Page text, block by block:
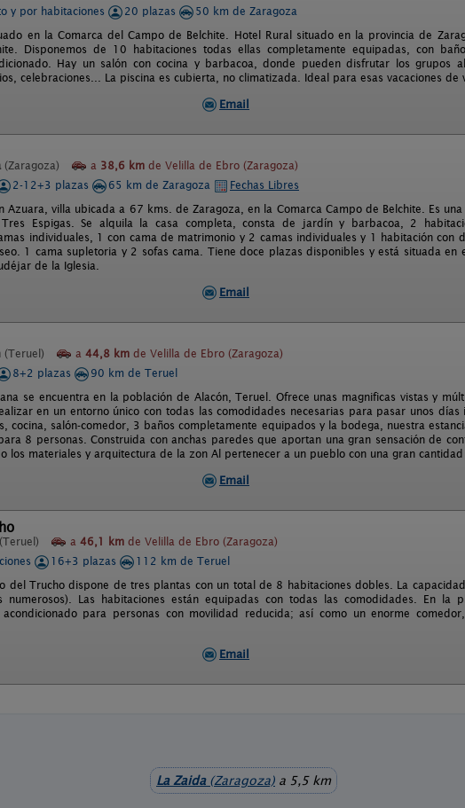
y por habitaciones
20 plazas
50 km de Zaragoza
en la Comarca del Campo de Belchite. Hotel Rural situado en la provincia de
Disponemos de 10 habitaciones todas ellas completamente equipadas, con
Hay un salón con cocina y barbacoa, donde pueden disfrutar los grupos
celebraciones... La piscina es cubierta, no climatizada. Ideal para esas vacaciones de
Email
(Zaragoza) a 38,6 km de Velilla de Ebro (Zaragoza)
2-12+3 plazas 65 km de Zaragoza
Fechas Libres
Azuara, villa ubicada a 67 kms. de Zaragoza, en la Comarca Campo de Belchite. Es
Espigas. Se alquila la casa completa, consta de jardín y barbacoa, 2
individuales, 1 con cama de matrimonio y 2 camas individuales y 1 habitación con
1 cama supletoria y 2 sofas cama. Tiene doce plazas disponibles y está situada en
de la Iglesia.
Email
(Teruel) a 44,8 km de Velilla de Ebro (Zaragoza)
8+2 plazas
90 km de Teruel
se encuentra en la población de Alacón, Teruel. Ofrece unas magnificas vistas y
en un entorno único con todas las comodidades necesarias para pasar unos días
cocina, salón-comedor, 3 baños completamente equipados y la bodega, nuestra
8 personas. Construida con anchas paredes que aportan una gran sensación de
los materiales y arquitectura de la zon Al pertenecer a un pueblo con una gran cantidad
Email
(Teruel) a 46,1 km de Velilla de Ebro (Zaragoza)
16+3 plazas
112 km de Teruel
del Trucho dispone de tres plantas con un total de 8 habitaciones dobles. La
numerosos). Las habitaciones están equipadas con todas las comodidades. En la
para personas con movilidad reducida; así como un enorme
Email
La Zaida(Zaragoza) a 5,5 km